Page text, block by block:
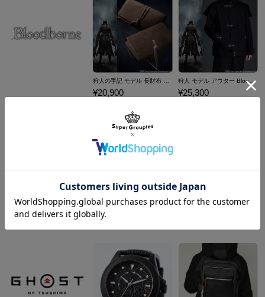
¥20,900
狩人 モデル アウター Bloodborne
¥25,300
¥24,200 ¥24,200